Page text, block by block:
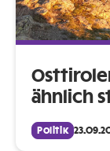
ähnlich
Politik